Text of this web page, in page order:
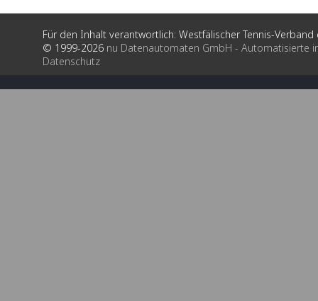
Für den Inhalt verantwortlich: Westfälischer Tennis-Verband
© 1999-2026 nu Datenautomaten GmbH - Automatisierte
Datenschutz